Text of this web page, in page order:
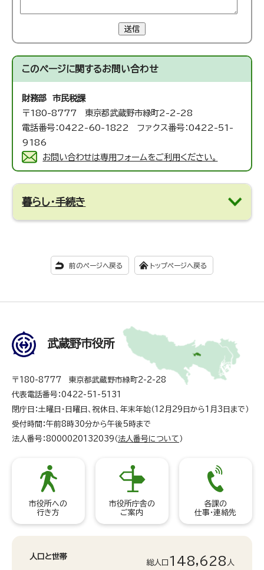
送信
このページに関するお問い合わせ
財務部 市民税課
〒180-8777 東京都武蔵野市緑町2-2-28
電話番号：0422-60-1822 ファクス番号：0422-51-
9186
お問い合わせは専用フォームをご利用ください。
暮らし・手続き
前のページへ戻る トップページへ戻る
武蔵野市役所
〒180-8777 東京都武蔵野市緑町2-2-28
代表電話番号：0422-51-5131
閉庁日：土曜日・日曜日、祝休日、年末年始（12月29日から1月3日まで）
受付時間：午前8時30分から午後5時まで
法人番号：8000020132039（ 法人番号について ）
市役所への
行き方
市役所庁舎の
ご案内
各課の
仕事・連絡先
人口と世帯
総人口 148,628 人